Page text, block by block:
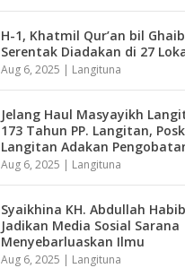
H-1, Khatmil Qur’an bil
Serentak Diadakan di 27
Aug 6, 2025 | Langituna
Jelang Haul Masyayikh
173 Tahun PP. Langitan,
Langitan Adakan
Aug 6, 2025 | Langituna
Syaikhina KH. Abdullah
Jadikan Media Sosial Sarana
Menyebarluaskan Ilmu
Aug 6, 2025 | Langituna